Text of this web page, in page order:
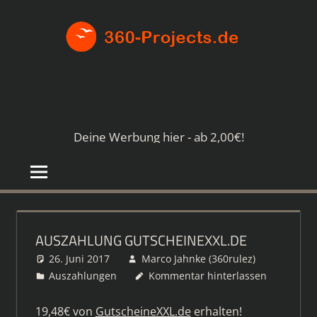
Deine Werbung hier - ab 2,00€!
AUSZAHLUNG GUTSCHEINEXXL.DE
26. Juni 2017
Marco Jahnke (360rulez)
Auszahlungen
Kommentar hinterlassen
19,48€ von GutscheineXXL.deerhalten!